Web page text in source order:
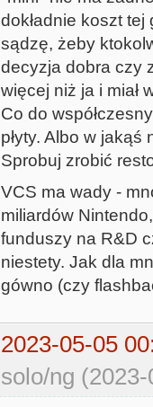
dokładnie koszt
sądzę, żeby
decyzja dobra czy
więcej niż ja i miał
Co do
płyty. Albo w
Sprobuj zrobić
VCS ma wady -
miliardów
funduszy na R&D
niestety. Jak dla
gówno (czy
2023-05-05
solo/ng